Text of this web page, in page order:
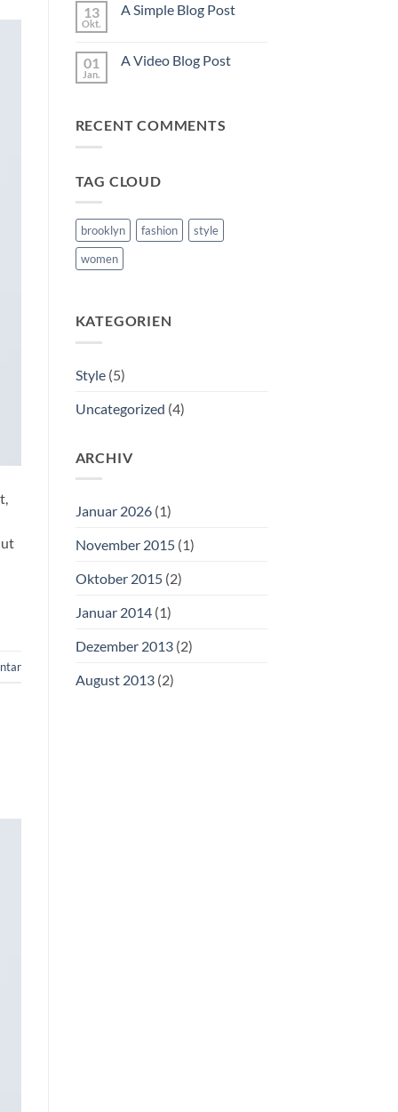
zu
with
A
13
Okt.
A Simple Blog Post
A
01
Jan.
A Video Blog Post
Video
RECENT COMMENTS
TAG CLOUD
brooklyn fashion
style
women
KATEGORIEN
Style(5)
Uncategorized (4)
ARCHIV
Januar 2026(1)
November 2015(1)
Oktober 2015(2)
Januar 2014(1)
Dezember 2013(2)
August 2013(2)